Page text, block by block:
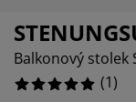
Balkonový stolek
(1)